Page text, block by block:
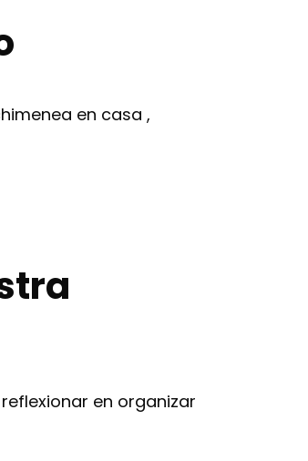
en casa ,
en organizar